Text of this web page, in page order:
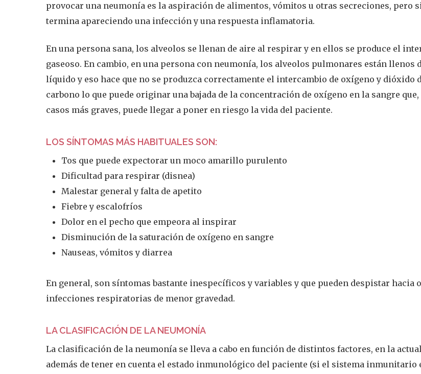
provocar una neumonía es la aspiración de alimentos, vómitos u otras secreciones, pero
termina apareciendo una infección y una respuesta inflamatoria.
En una persona sana, los alveolos se llenan de aire al respirar y en ellos se produce el
gaseoso. En cambio, en una persona con neumonía, los alveolos pulmonares están llenos
líquido y eso hace que no se produzca correctamente el intercambio de oxígeno y dióxido
carbono lo que puede originar una bajada de la concentración de oxígeno en la sangre que,
casos más graves, puede llegar a poner en riesgo la vida del paciente.
LOS SÍNTOMAS MÁS HABITUALES SON:
Tos que puede expectorar un moco amarillo purulento
Dificultad para respirar (disnea)
Malestar general y falta de apetito
Fiebre y escalofríos
Dolor en el pecho que empeora al inspirar
Disminución de la saturación de oxígeno en sangre
Nauseas, vómitos y diarrea
En general, son síntomas bastante inespecíficos y variables y que pueden despistar hacia
infecciones respiratorias de menor gravedad.
LA CLASIFICACIÓN DE LA NEUMONÍA
La clasificación de la neumonía se lleva a cabo en función de distintos factores, en la
además de tener en cuenta el estado inmunológico del paciente (si el sistema inmunitario